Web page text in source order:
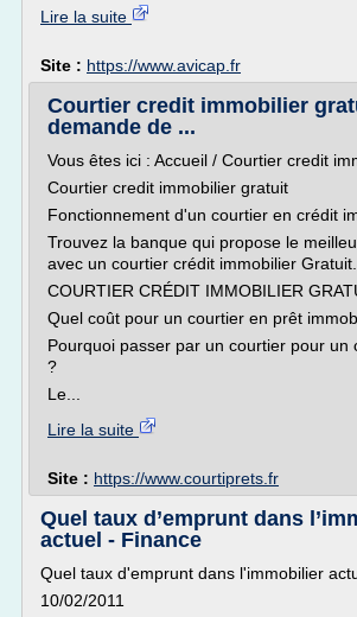
Lire la suite
Site : https://www.avicap.fr
Courtier credit immobilier
demande de ...
Vous êtes ici : Accueil / Courtier credit
Courtier credit immobilier gratuit
Fonctionnement d'un courtier en crédit
Trouvez la banque qui propose le
avec un courtier crédit immobilier Gratuit.
COURTIER CRÉDIT IMMOBILIER
Quel coût pour un courtier en prêt
Pourquoi passer par un courtier pour un
?
Le...
Lire la suite
Site : https://www.courtiprets.fr
Quel taux d’emprunt dans
actuel - Finance
Quel taux d'emprunt dans l'immobilier
10/02/2011